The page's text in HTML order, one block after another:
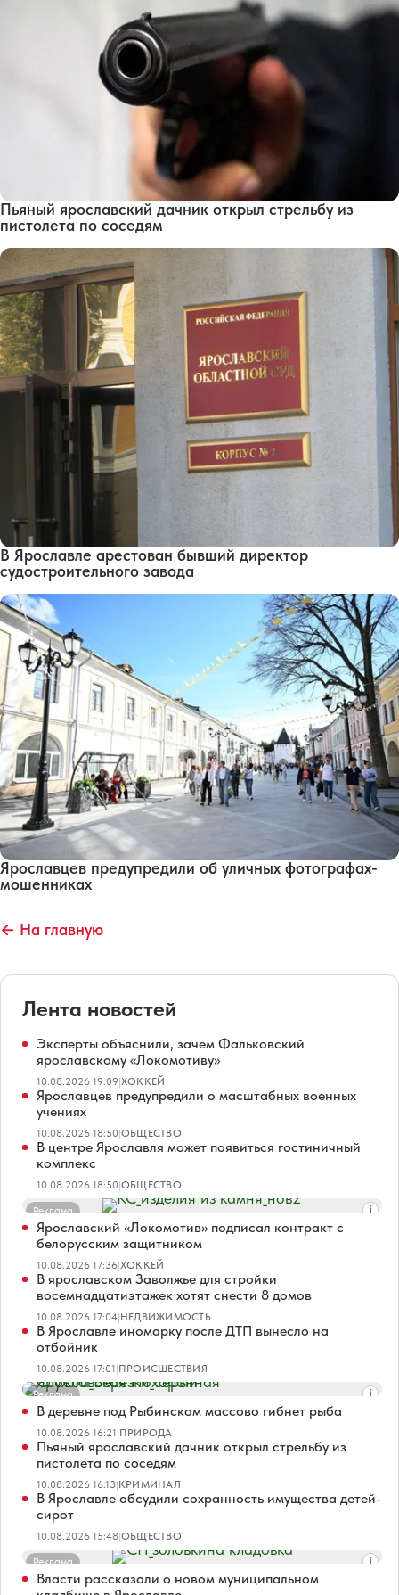
Пьяный ярославский дачник открыл стрельбу из
пистолета по соседям
В Ярославле арестован бывший директор
судостроительного завода
Ярославцев предупредили об уличных фотографах-
мошенниках
← На главную
Лента новостей
Эксперты объяснили, зачем Фальковский
ярославскому «Локомотиву»
10.08.2026 19:09|ХОККЕЙ
Ярославцев предупредили о масштабных военных
учениях
10.08.2026 18:50|ОБЩЕСТВО
В центре Ярославля может появиться гостиничный
комплекс
10.08.2026 18:50|ОБЩЕСТВО
Реклама
Ярославский «Локомотив» подписал контракт с
белорусским защитником
10.08.2026 17:36|ХОККЕЙ
В ярославском Заволжье для стройки
восемнадцатиэтажек хотят снести 8 домов
10.08.2026 17:04|НЕДВИЖИМОСТЬ
В Ярославле иномарку после ДТП вынесло на
отбойник
10.08.2026 17:01|ПРОИСШЕСТВИЯ
Реклама
В деревне под Рыбинском массово гибнет рыба
10.08.2026 16:21|ПРИРОДА
Пьяный ярославский дачник открыл стрельбу из
пистолета по соседям
10.08.2026 16:13|КРИМИНАЛ
В Ярославле обсудили сохранность имущества детей-
сирот
10.08.2026 15:48|ОБЩЕСТВО
Реклама
Власти рассказали о новом муниципальном